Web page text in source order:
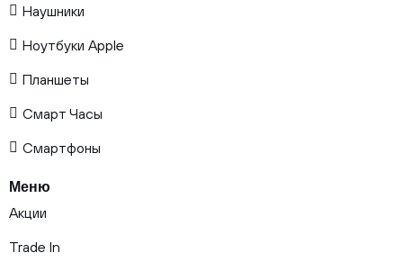
Наушники
Ноутбуки Apple
Планшеты
Смарт Часы
Смартфоны
Меню
Акции
Trade In